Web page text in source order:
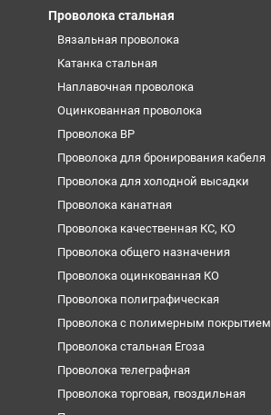
Проволока стальная
Вязальная проволока
Катанка стальная
Наплавочная проволока
Оцинкованная проволока
Проволока ВР
Проволока для бронирования кабеля
Проволока для холодной высадки
Проволока канатная
Проволока качественная КС, КО
Проволока общего назначения
Проволока оцинкованная КО
Проволока полиграфическая
Проволока с полимерным покрытием
Проволока стальная Егоза
Проволока телеграфная
Проволока торговая, гвоздильная